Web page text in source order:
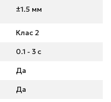
±1.5 мм
Клас 2
0.1 - 3 с
Да
Да